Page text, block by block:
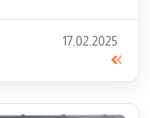
17.02.2025